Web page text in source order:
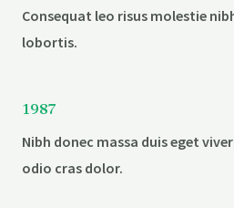
Consequat leo risus molestie
lobortis.
1987
Nibh donec massa duis eget
odio cras dolor.